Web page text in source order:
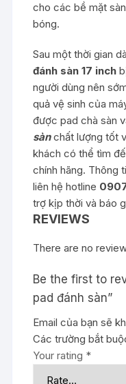
cho các bề mặt
bóng.
Sau một thời gian
đánh sàn 17 inch
người dùng nên
quả vệ sinh của
được pad chà sàn
sàn chất lượng tốt
khách có thể tìm
chính hãng. Thông
liên hệ hotline
trợ kịp thời và báo
REVIEWS
There are no
Be the first to
pad đánh sàn”
Email của bạn sẽ
Các trường bắt
Your rating *